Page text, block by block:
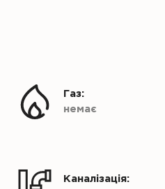
немає
Газ:
Каналізація: